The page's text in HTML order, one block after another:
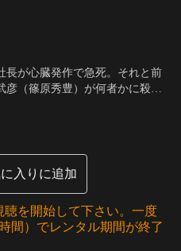
長が心臓発作で急死。それと前
彦（篠原秀豊）が何者かに殺さ
入りに追加
聴を開始して下さい。一度
間）でレンタル期間が終了